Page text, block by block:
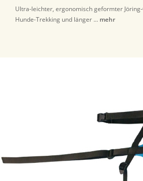
Ultra-leichter, ergonomisch geformter
Hunde-Trekking und länger ... mehr